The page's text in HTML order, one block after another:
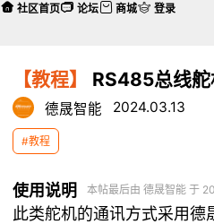
【教程】 RS485总线
德晟智能 2024.03.13
#教程
本帖最后由 德晟智能 于
使用说明
此类舵机的通讯方式采用
社区首页 论坛 商城 登录